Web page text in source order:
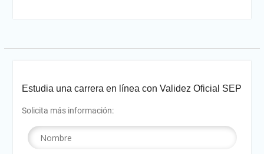
Estudia una carrera en línea con Validez Oficial SEP
Solicita más información: